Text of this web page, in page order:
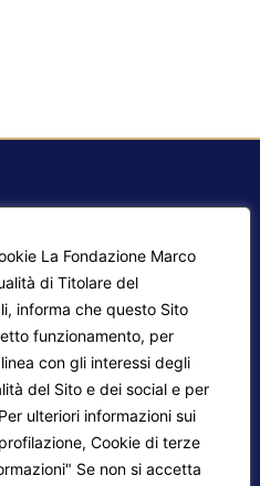
La Fondazione Marco
di Titolare del
informa che questo Sito
funzionamento, per
con gli interessi degli
del Sito e dei social e per
ulteriori informazioni sui
Cookie di terze
Se non si accetta
corsi
Policy
Policy